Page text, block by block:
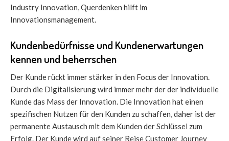
Industry Innovation, Querdenken hilft im
Innovationsmanagement.
Kundenbedürfnisse und Kundenerwartungen
kennen und beherrschen
Der Kunde rückt immer stärker in den Focus der Innovation.
Durch die Digitalisierung wird immer mehr der der individuelle
Kunde das Mass der Innovation. Die Innovation hat einen
spezifischen Nutzen für den Kunden zu schaffen, daher ist der
permanente Austausch mit dem Kunden der Schlüssel zum
Erfolg. Der Kunde wird auf seiner Reise Customer Journey